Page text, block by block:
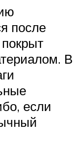
после
В
если